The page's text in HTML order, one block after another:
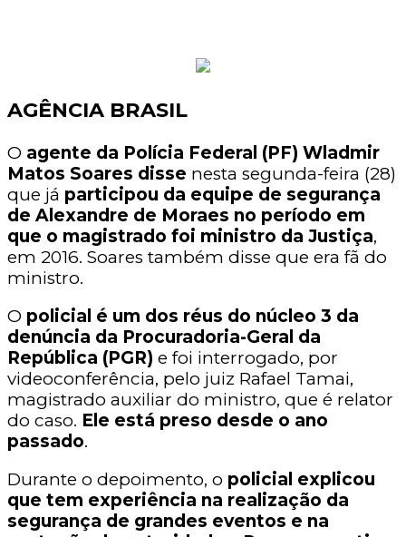
AGÊNCIA BRASIL
O agente da Polícia Federal (PF) Wladmir
Matos Soares disse nesta segunda-feira (28)
que já participou da equipe de segurança
de Alexandre de Moraes no período em
que o magistrado foi ministro da Justiça,
em 2016. Soares também disse que era fã do
ministro.
O policial é um dos réus do núcleo 3 da
denúncia da Procuradoria-Geral da
República (PGR) e foi interrogado, por
videoconferência, pelo juiz Rafael Tamai,
magistrado auxiliar do ministro, que é relator
do caso. Ele está preso desde o ano
passado.
Durante o depoimento, o policial explicou
que tem experiência na realização da
segurança de grandes eventos e na